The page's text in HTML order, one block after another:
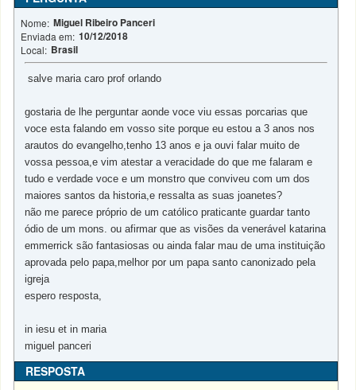
Nome: Miguel Ribeiro Panceri
Enviada em: 10/12/2018
Local: Brasil
salve maria caro prof orlando
gostaria de lhe perguntar aonde voce viu essas porcarias que
voce esta falando em vosso site porque eu estou a 3 anos nos
arautos do evangelho,tenho 13 anos e ja ouvi falar muito de
vossa pessoa,e vim atestar a veracidade do que me falaram e
tudo e verdade voce e um monstro que conviveu com um dos
maiores santos da historia,e ressalta as suas joanetes?
não me parece próprio de um católico praticante guardar tanto
ódio de um mons. ou afirmar que as visões da venerável katarina
emmerrick são fantasiosas ou ainda falar mau de uma instituição
aprovada pelo papa,melhor por um papa santo canonizado pela
igreja
espero resposta,
in iesu et in maria
miguel panceri
RESPOSTA